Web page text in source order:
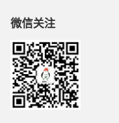
微信关注